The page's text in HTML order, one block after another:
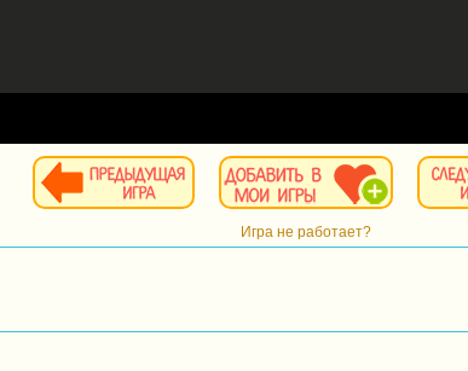
Игра не работает?